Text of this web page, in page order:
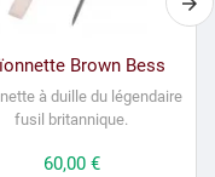
Brown Bess
à duille du légendaire
fusil britannique.
Prix
60,00 €